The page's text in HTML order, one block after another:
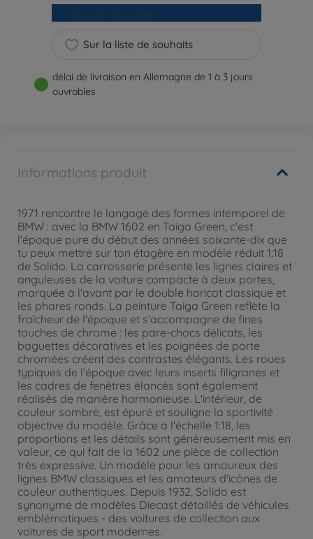
Sur la liste de souhaits
Ajouter au panier
délai de livraison en Allemagne de 1 à 3 jours
ouvrables
Informations produit
1971 rencontre le langage des formes intemporel de
BMW : avec la BMW 1602 en Taiga Green, c'est
l'époque pure du début des années soixante-dix que
tu peux mettre sur ton étagère en modèle réduit 1:18
de Solido. La carrosserie présente les lignes claires et
anguleuses de la voiture compacte à deux portes,
marquée à l'avant par le double haricot classique et
les phares ronds. La peinture Taiga Green reflète la
fraîcheur de l'époque et s'accompagne de fines
touches de chrome : les pare-chocs délicats, les
baguettes décoratives et les poignées de porte
chromées créent des contrastes élégants. Les roues
typiques de l'époque avec leurs inserts filigranes et
les cadres de fenêtres élancés sont également
réalisés de manière harmonieuse. L'intérieur, de
couleur sombre, est épuré et souligne la sportivité
objective du modèle. Grâce à l'échelle 1:18, les
proportions et les détails sont généreusement mis en
valeur, ce qui fait de la 1602 une pièce de collection
très expressive. Un modèle pour les amoureux des
lignes BMW classiques et les amateurs d'icônes de
couleur authentiques. Depuis 1932, Solido est
synonyme de modèles Diecast détaillés de véhicules
emblématiques - des voitures de collection aux
voitures de sport modernes.